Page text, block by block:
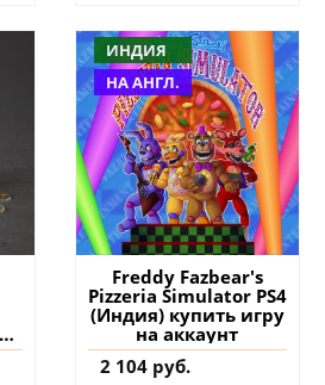
ИНДИЯ
НА АНГЛ.
Freddy Fazbear's
Pizzeria Simulator PS4
(Индия) купить игру
на аккаунт
2 104 руб.